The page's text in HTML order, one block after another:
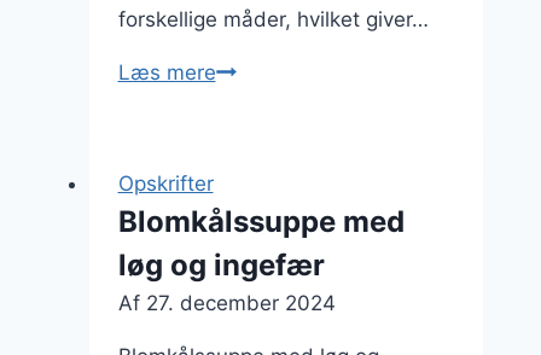
forskellige måder, hvilket giver…
Læs mereBlomkålssuppe
varmer
Opskrifter
Blomkålssuppe med
løg og ingefær
Af 27. december 2024